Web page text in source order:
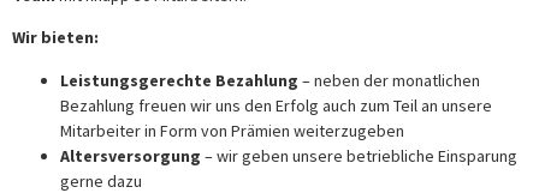
Wir bieten:
Leistungsgerechte Bezahlung – neben der monatlichen
Bezahlung freuen wir uns den Erfolg auch zum Teil an unsere
Mitarbeiter in Form von Prämien weiterzugeben
Altersversorgung – wir geben unsere betriebliche Einsparung
gerne dazu